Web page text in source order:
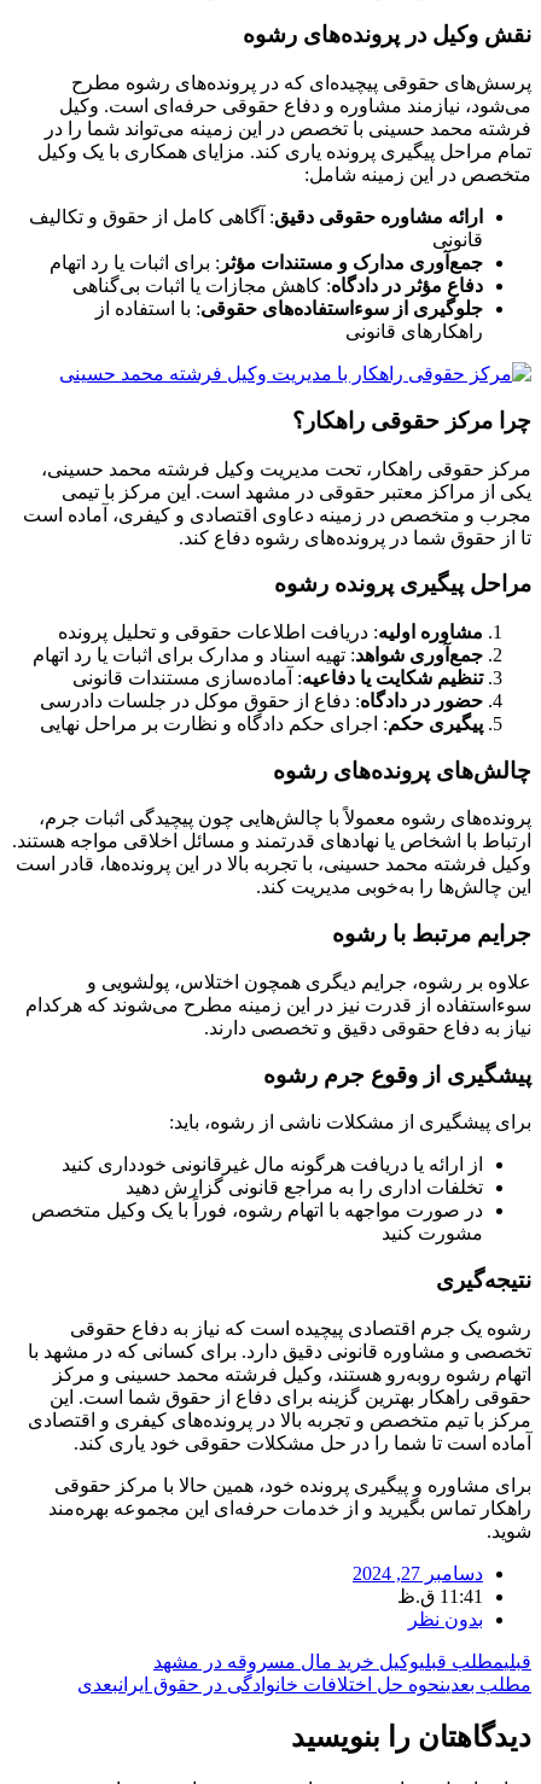
نقش وکیل در پرونده‌های رشوه
پرسش‌های حقوقی پیچیده‌ای که در پرونده‌های رشوه مطرح
می‌شود، نیازمند مشاوره و دفاع حقوقی حرفه‌ای است. وکیل
فرشته محمد حسینی با تخصص در این زمینه می‌تواند شما را در
تمام مراحل پیگیری پرونده یاری کند. مزایای همکاری با یک وکیل
متخصص در این زمینه شامل:
ارائه مشاوره حقوقی دقیق: آگاهی کامل از حقوق و تکالیف
قانونی
جمع‌آوری مدارک و مستندات مؤثر : برای اثبات یا رد اتهام
دفاع مؤثر در دادگاه: کاهش مجازات یا اثبات بی‌گناهی
جلوگیری از سوءاستفاده‌های حقوقی: با استفاده از
راهکارهای قانونی
چرا مرکز حقوقی راهکار؟
مرکز حقوقی راهکار، تحت مدیریت وکیل فرشته محمد حسینی،
یکی از مراکز معتبر حقوقی در مشهد است. این مرکز با تیمی
مجرب و متخصص در زمینه دعاوی اقتصادی و کیفری، آماده است
تا از حقوق شما در پرونده‌های رشوه دفاع کند.
مراحل پیگیری پرونده رشوه
مشاوره اولیه: دریافت اطلاعات حقوقی و تحلیل پرونده
جمع‌آوری شواهد: تهیه اسناد و مدارک برای اثبات یا رد اتهام
تنظیم شکایت یا دفاعیه: آماده‌سازی مستندات قانونی
حضور در دادگاه: دفاع از حقوق موکل در جلسات دادرسی
پیگیری حکم: اجرای حکم دادگاه و نظارت بر مراحل نهایی
چالش‌های پرونده‌های رشوه
پرونده‌های رشوه معمولاً با چالش‌هایی چون پیچیدگی اثبات جرم،
ارتباط با اشخاص یا نهادهای قدرتمند و مسائل اخلاقی مواجه هستند.
وکیل فرشته محمد حسینی، با تجربه بالا در این پرونده‌ها، قادر است
این چالش‌ها را به‌خوبی مدیریت کند.
جرایم مرتبط با رشوه
علاوه بر رشوه، جرایم دیگری همچون اختلاس، پولشویی و
سوءاستفاده از قدرت نیز در این زمینه مطرح می‌شوند که هرکدام
نیاز به دفاع حقوقی دقیق و تخصصی دارند.
پیشگیری از وقوع جرم رشوه
برای پیشگیری از مشکلات ناشی از رشوه، باید:
از ارائه یا دریافت هرگونه مال غیرقانونی خودداری کنید
تخلفات اداری را به مراجع قانونی گزارش دهید
در صورت مواجهه با اتهام رشوه، فوراً با یک وکیل متخصص
مشورت کنید
نتیجه‌گیری
رشوه یک جرم اقتصادی پیچیده است که نیاز به دفاع حقوقی
تخصصی و مشاوره قانونی دقیق دارد. برای کسانی که در مشهد با
اتهام رشوه روبه‌رو هستند، وکیل فرشته محمد حسینی و مرکز
حقوقی راهکار بهترین گزینه برای دفاع از حقوق شما است. این
مرکز با تیم متخصص و تجربه بالا در پرونده‌های کیفری و اقتصادی
آماده است تا شما را در حل مشکلات حقوقی خود یاری کند.
برای مشاوره و پیگیری پرونده خود، همین حالا با مرکز حقوقی
راهکار تماس بگیرید و از خدمات حرفه‌ای این مجموعه بهره‌مند
شوید.
دسامبر 27, 2024
11:41 ق.ظ
بدون نظر
قبلیمطلب قبلیوکیل خرید مال مسروقه در مشهد
مطلب بعدینحوه حل اختلافات خانوادگی در حقوق ایرانبعدی
دیدگاهتان را بنویسید